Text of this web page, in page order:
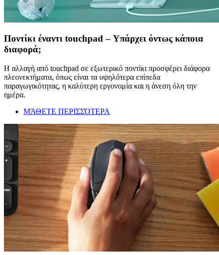
Ποντίκι έναντι touchpad – Υπάρχει όντως κάποια
διαφορά;
Η αλλαγή από touchpad σε εξωτερικό ποντίκι προσφέρει διάφορα
πλεονεκτήματα, όπως είναι τα υψηλότερα επίπεδα
παραγωγικότητας, η καλύτερη εργονομία και η άνεση όλη την
ημέρα.
ΜΆΘΕΤΕ ΠΕΡΙΣΣΌΤΕΡΑ